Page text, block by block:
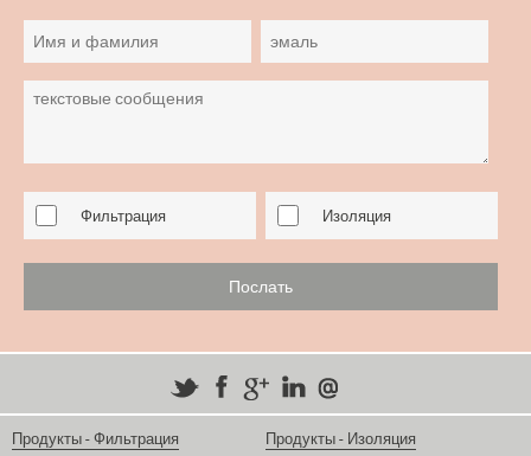
Фильтрация Изоляция
Продукты - Фильтрация
Продукты - Изоляция